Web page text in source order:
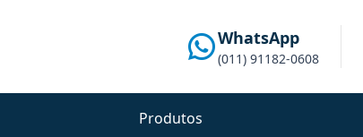
WhatsApp
(011) 91182-0608
Produtos